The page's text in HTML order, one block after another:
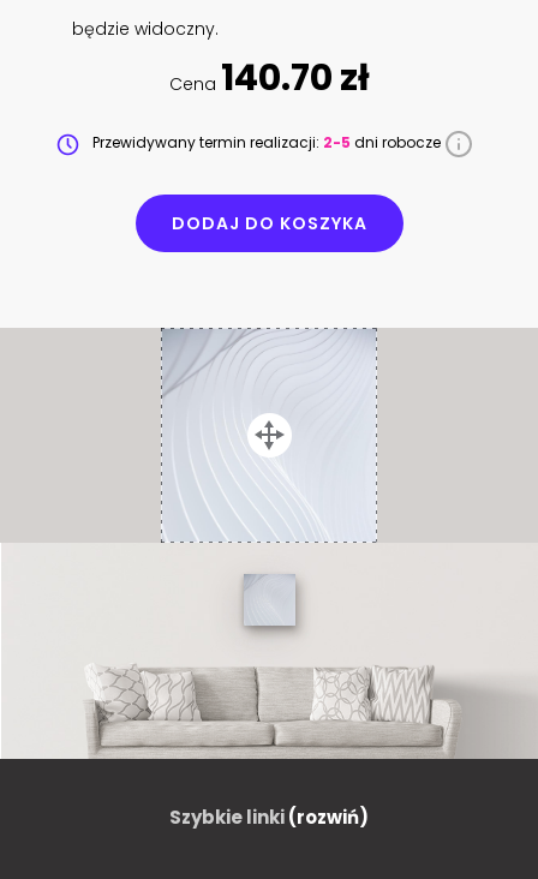
będzie widoczny.
Cena 140.70 zł
Przewidywany termin realizacji: 2-5 dni robocze
DODAJ DO KOSZYKA
Szybkie linki(rozwiń)